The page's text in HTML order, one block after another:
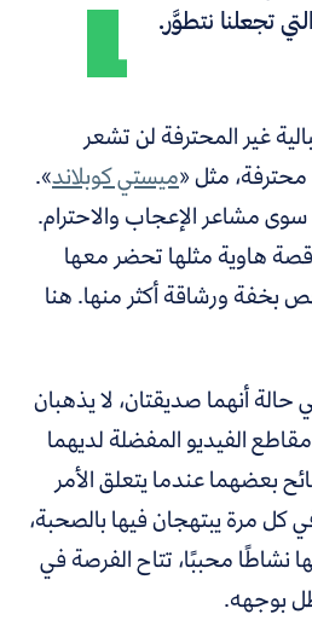
تجعلنا نتطوَّر.
غير المحترفة لن تشعر
مثل «ميستي كوبلاند»
.
مشاعر الإعجاب والاحترام.
هاوية مثلها تحضر معها
ورشاقة أكثر منها. هنا
حالة أنهما صديقتان، لا يذهبان
مقاطع الفيديو المفضلة لديهما
بعضهما عندما يتعلق الأمر
كل مرة يبتهجان فيها بالصحبة،
نشاطًا محببًا، تتاح الفرصة في
بوجهه.